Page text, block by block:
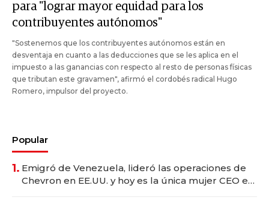
para "lograr mayor equidad para los
contribuyentes autónomos"
"Sostenemos que los contribuyentes autónomos están en
desventaja en cuanto a las deducciones que se les aplica en el
impuesto a las ganancias con respecto al resto de personas físicas
que tributan este gravamen", afirmó el cordobés radical Hugo
Romero, impulsor del proyecto.
Popular
1. Emigró de Venezuela, lideró las operaciones de
Chevron en EE.UU. y hoy es la única mujer CEO en